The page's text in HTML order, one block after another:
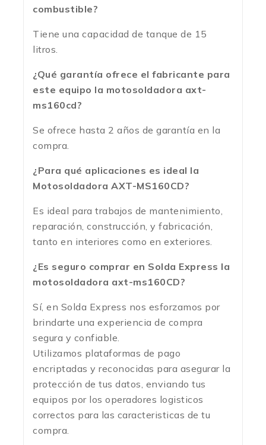
combustible?
Tiene una capacidad de tanque de 15
litros.
¿Qué garantía ofrece el fabricante para
este equipo la motosoldadora axt-
ms160cd?
Se ofrece hasta 2 años de garantía en la
compra.
¿Para qué aplicaciones es ideal la
Motosoldadora AXT-MS160CD?
Es ideal para trabajos de mantenimiento,
reparación, construcción, y fabricación,
tanto en interiores como en exteriores.
¿Es seguro comprar en Solda Express la
motosoldadora axt-ms160CD?
Sí, en Solda Express nos esforzamos por
brindarte una experiencia de compra
segura y confiable.
Utilizamos plataformas de pago
encriptadas y reconocidas para asegurar la
protección de tus datos, enviando tus
equipos por los operadores logisticos
correctos para las caracteristicas de tu
compra.